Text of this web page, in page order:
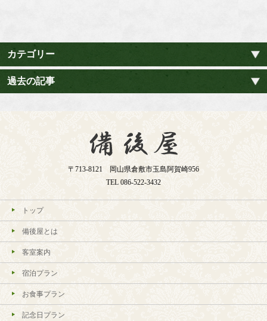
カテゴリー
過去の記事
〒713-8121 岡山県倉敷市玉島阿賀崎956
TEL 086-522-3432
トップ
備後屋とは
客室案内
宿泊プラン
お食事プラン
記念日プラン